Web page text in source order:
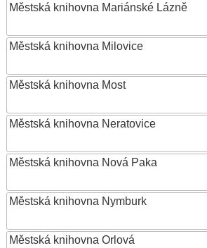
Městská knihovna Mariánské Lázně
Městská knihovna Milovice
Městská knihovna Most
Městská knihovna Neratovice
Městská knihovna Nová Paka
Městská knihovna Nymburk
Městská knihovna Orlová